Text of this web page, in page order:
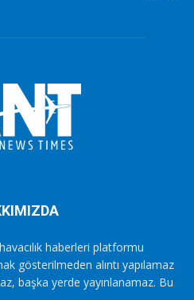
haberleri platformu
gösterilmeden alıntı yapılamaz
başka yerde yayınlanamaz. Bu